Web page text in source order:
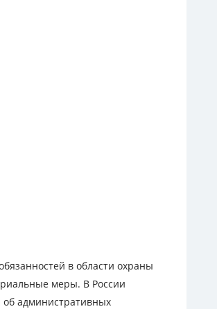
в области охраны
меры. В России
об административных